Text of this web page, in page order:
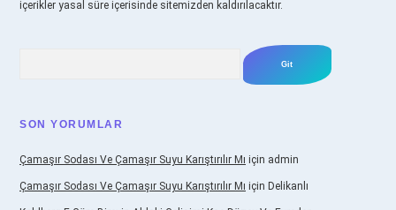
içerikler yasal süre içerisinde sitemizden kaldırılacaktır.
SON YORUMLAR
Çamaşır Sodası Ve Çamaşır Suyu Karıştırılır Mı için admin
Çamaşır Sodası Ve Çamaşır Suyu Karıştırılır Mı için Delikanlı